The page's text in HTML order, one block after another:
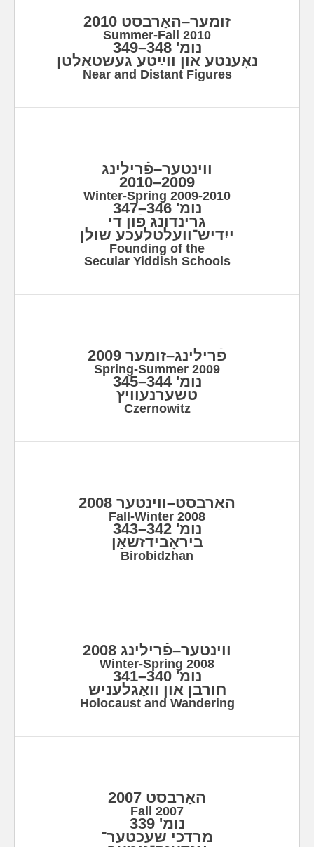
זומער–האַרבסט 2010
Summer-Fall 2010
נומ' 348–349
נאָענטע און ווײַטע געשטאַלטן
Near and Distant Figures
ווינטער–פֿרילינג
2009–2010
Winter-Spring 2009-2010
נומ' 346–347
גרינדונג פֿון די
ייִדיש־וועלטלעכע שולן
Founding of the
Secular Yiddish Schools
פֿרילינג–זומער 2009
Spring-Summer 2009
נומ' 344–345
טשערנעוויץ
Czernowitz
האַרבסט–ווינטער 2008
Fall-Winter 2008
נומ' 342–343
ביראָבידזשאַן
Birobidzhan
ווינטער–פֿרילינג 2008
Winter-Spring 2008
נומ' 340–341
חורבן און וואָגלעניש
Holocaust and Wandering
האַרבסט 2007
Fall 2007
נומ' 339
מרדכי שעכטער־